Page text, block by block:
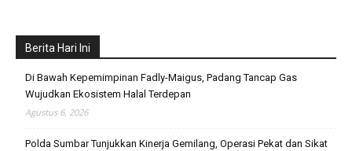
Berita Hari Ini
Di Bawah Kepemimpinan Fadly-Maigus, Padang Tancap Gas
Wujudkan Ekosistem Halal Terdepan
Agustus 6, 2026
Polda Sumbar Tunjukkan Kinerja Gemilang, Operasi Pekat dan Sikat